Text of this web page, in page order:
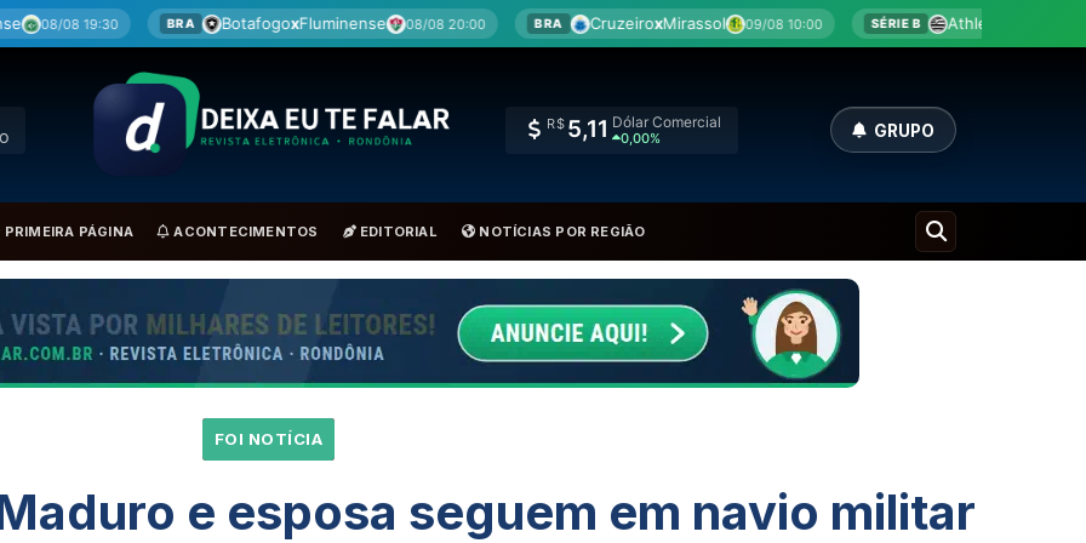
Botafogox Fluminense 08/08 20:00 BRA Cruzeirox Mirassol 09/08 10:00 SÉRIE B Athletic x Criciúma 09/08 10:00
R$ 5,11 Dólar Comercial
0,00% GRUPO
PRIMEIRA PÁGINA ACONTECIMENTOS EDITORIAL NOTÍCIAS POR REGIÃO
FOI NOTÍCIA
e esposa seguem em navio militar